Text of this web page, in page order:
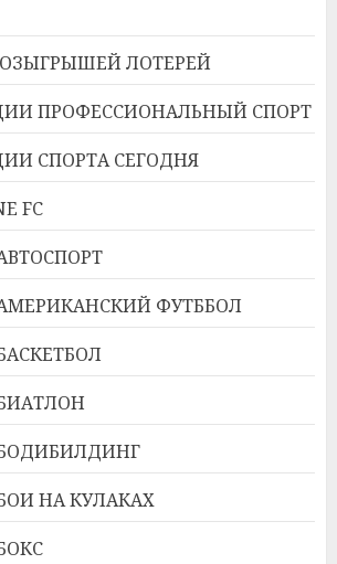
ЛОТЕРЕЙ
ПРОФЕССИОНАЛЬНЫЙ СПОРТ
СПОРТА СЕГОДНЯ
FC
ФУТББОЛ
НА КУЛАКАХ